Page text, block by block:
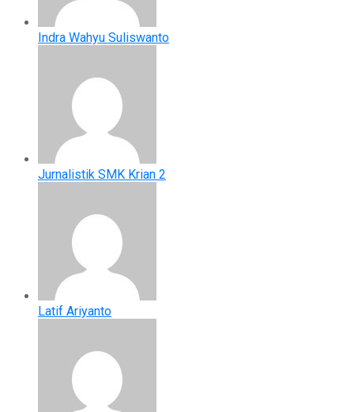
Indra Wahyu Suliswanto
Jurnalistik SMK Krian 2
Latif Ariyanto